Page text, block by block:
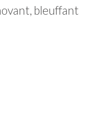
bleuffant